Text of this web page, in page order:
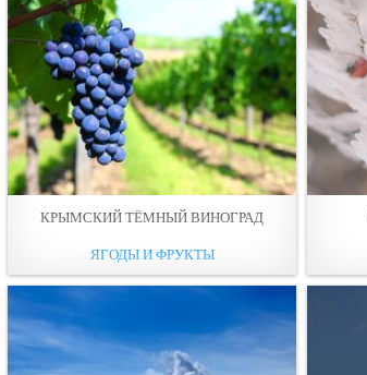
КРЫМСКИЙ ТЁМНЫЙ ВИНОГРАД
ЯГОДЫ И ФРУКТЫ